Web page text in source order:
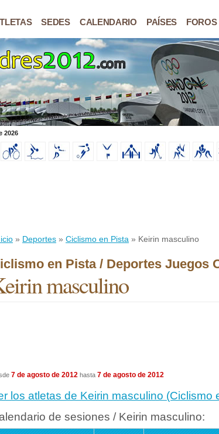
SEDES CALENDARIO PAÍSES FOROS
2026
» Deportes » Ciclismo en Pista » Keirin masculino
en Pista / Deportes Juegos
masculino
7 de agosto de 2012 hasta 7 de agosto de 2012
los atletas de Keirin masculino (Ciclismo
de sesiones / Keirin masculino: